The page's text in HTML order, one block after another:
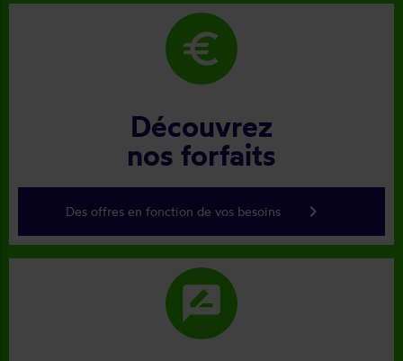
euro
Découvrez
nos forfaits
Des offres en fonction de vos besoins keyboard_arrow_right
rate_review